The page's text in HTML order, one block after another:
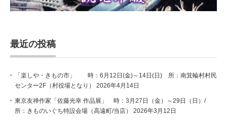
最近の投稿
「楽しや・きもの市」 時：6月12日(金)～14日(日) 所：南箕輪村村民
センター2F（村役場となり）
2026年4月14日
東京友禅作家「佐藤光幸 作品展」 時：3月27日（金）～29日（日）/
所：きものいぐち特設会場（高遠町/当店）
2026年3月12日